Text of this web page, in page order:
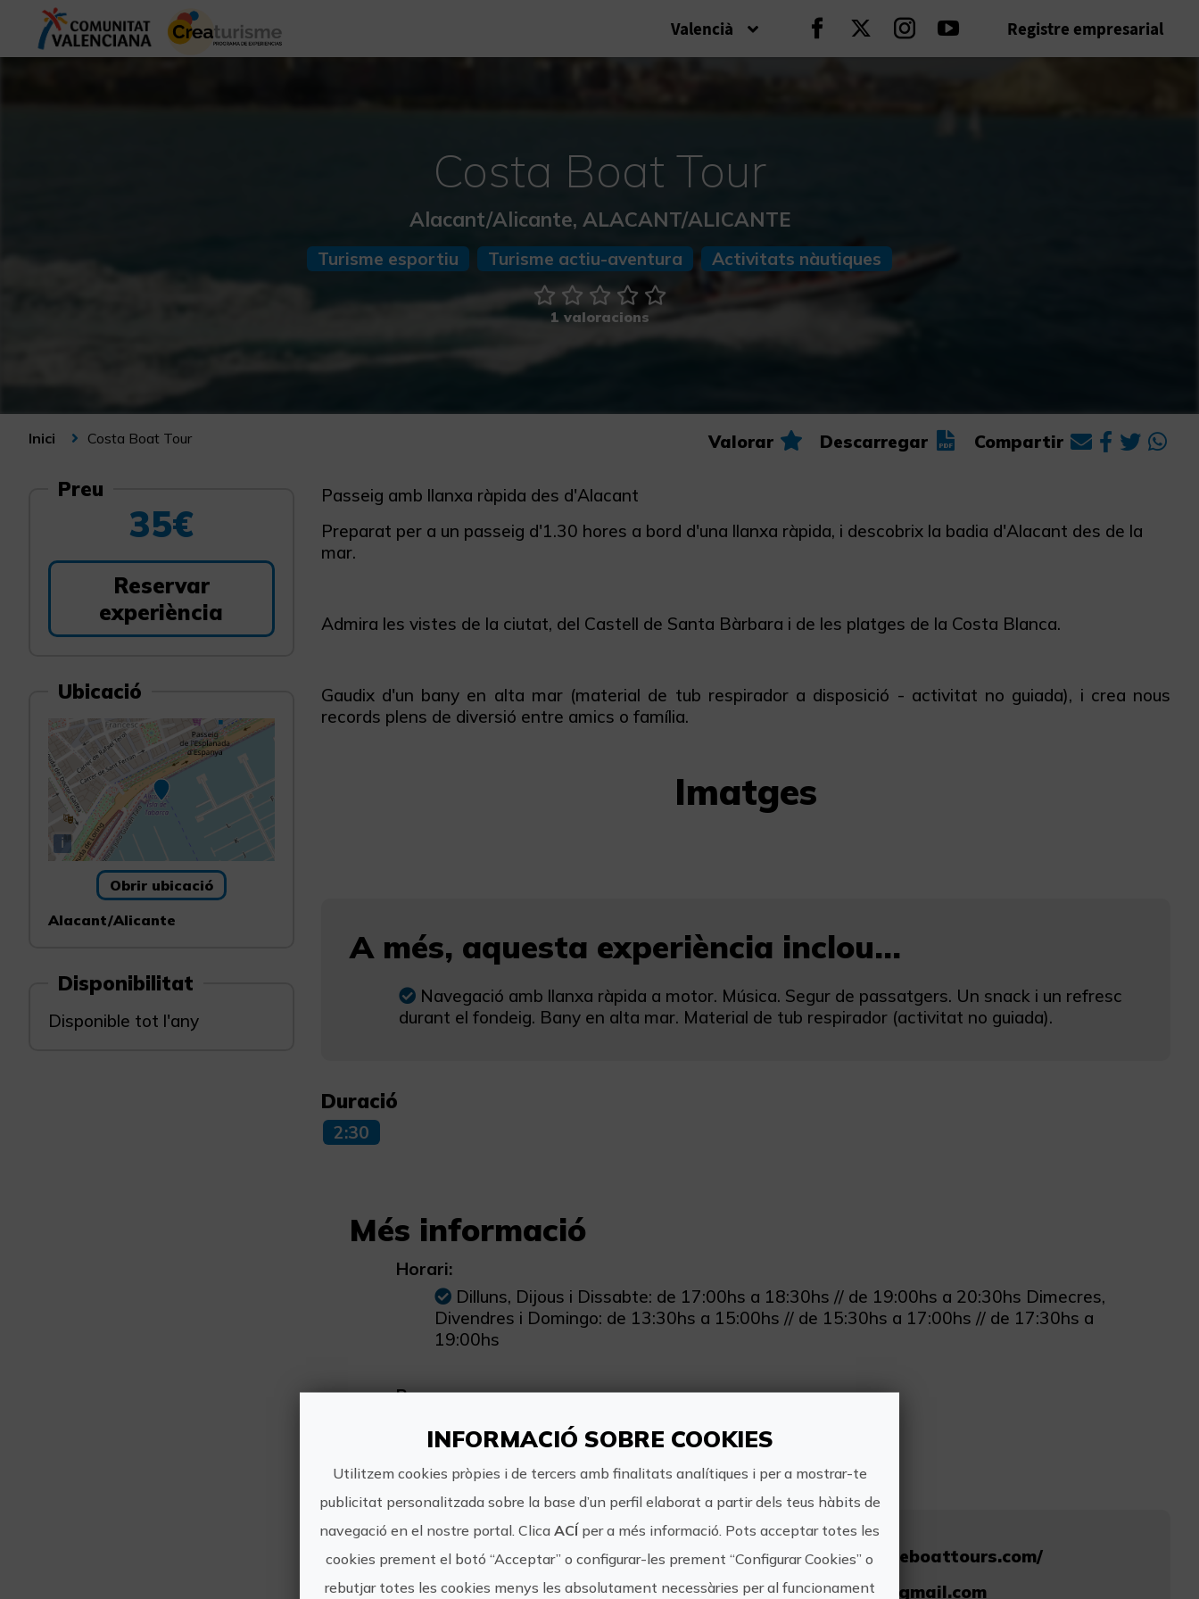
Valencià Seguir en Facebook
Seguir en Twitter
Seguir en Instagram
Seguir en Youtube
Registre empresarial
Costa Boat Tour
Alacant/Alicante, ALACANT/ALICANTE
Turisme esportiu Turisme actiu-aventura Activitats nàutiques
1 valoracions
Valorar Descarregar Compartir
Inici Costa Boat Tour
Preu
35€
Reservar
experiència
Ubicació
i
Obrir ubicació
Alacant/Alicante
Disponibilitat
Disponible tot l'any
Passeig amb llanxa ràpida des d'Alacant
Preparat per a un passeig d'1.30 hores a bord d'una llanxa ràpida, i descobrix la badia d'Alacant des de la
mar.
Admira les vistes de la ciutat, del Castell de Santa Bàrbara i de les platges de la Costa Blanca.
Gaudix d'un bany en alta mar (material de tub respirador a disposició - activitat no guiada), i crea nous
records plens de diversió entre amics o família.
Imatges
A més, aquesta experiència inclou...
Navegació amb llanxa ràpida a motor. Música. Segur de passatgers. Un snack i un refresc
durant el fondeig. Bany en alta mar. Material de tub respirador (activitat no guiada).
Duració
2:30
Més informació
Horari:
Dilluns, Dijous i Dissabte: de 17:00hs a 18:30hs // de 19:00hs a 20:30hs Dimecres,
Divendres i Domingo: de 13:30hs a 15:00hs // de 15:30hs a 17:00hs // de 17:30hs a
19:00hs
Preu:
35€ per persona
Alicante Boat
https://www.alicanteboattours.com/
alicanteboattours@gmail.com
INFORMACIÓ SOBRE COOKIES
Utilitzem cookies pròpies i de tercers amb finalitats analítiques i per a mostrar-te
publicitat personalitzada sobre la base d’un perfil elaborat a partir dels teus hàbits de
navegació en el nostre portal. Clica ACÍper a més informació. Pots acceptar totes les
cookies prement el botó “Acceptar” o configurar-les prement “Configurar Cookies” o
rebutjar totes les cookies menys les absolutament necessàries per al funcionament